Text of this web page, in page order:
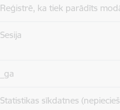
Reģistrē, ka tiek parādīts
Sesija
_ga
Statistikas sīkdatnes